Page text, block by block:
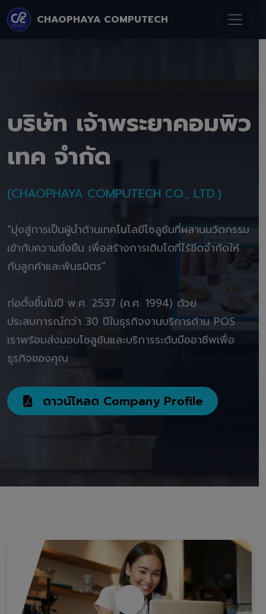
CHAOPHAYA COMPUTECH
บริษัท เจ้าพระยาคอมพิว
เทค จำกัด
(CHAOPHAYA COMPUTECH CO., LTD.)
"มุ่งสู่การเป็นผู้นำด้านเทคโนโลยีโซลูชันที่ผสานนวัตกรรม
เข้ากับความยั่งยืน เพื่อสร้างการเติบโตที่ไร้ขีดจำกัดให้
กับลูกค้าและพันธมิตร"
ก่อตั้งขึ้นในปี พ.ศ. 2537 (ค.ศ. 1994) ด้วย
ประสบการณ์กว่า 30 ปีในธุรกิจงานบริการด้าน POS
เราพร้อมส่งมอบโซลูชันและบริการระดับมืออาชีพเพื่อ
ธุรกิจของคุณ
ดาวน์โหลด Company Profile